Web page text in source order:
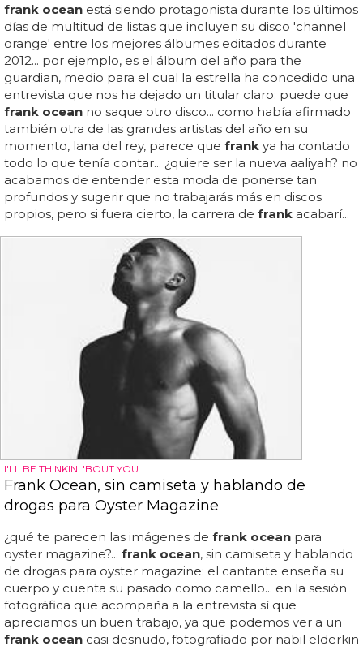
frank ocean está siendo protagonista durante los últimos
días de multitud de listas que incluyen su disco 'channel
orange' entre los mejores álbumes editados durante
2012... por ejemplo, es el álbum del año para the
guardian, medio para el cual la estrella ha concedido una
entrevista que nos ha dejado un titular claro: puede que
frank ocean no saque otro disco... como había afirmado
también otra de las grandes artistas del año en su
momento, lana del rey, parece que frank ya ha contado
todo lo que tenía contar... ¿quiere ser la nueva aaliyah? no
acabamos de entender esta moda de ponerse tan
profundos y sugerir que no trabajarás más en discos
propios, pero si fuera cierto, la carrera de frank acabarí...
I'LL BE THINKIN' 'BOUT YOU
Frank Ocean, sin camiseta y hablando de
drogas para Oyster Magazine
¿qué te parecen las imágenes de frank ocean para
oyster magazine?... frank ocean, sin camiseta y hablando
de drogas para oyster magazine: el cantante enseña su
cuerpo y cuenta su pasado como camello... en la sesión
fotográfica que acompaña a la entrevista sí que
apreciamos un buen trabajo, ya que podemos ver a un
frank ocean casi desnudo, fotografiado por nabil elderkin